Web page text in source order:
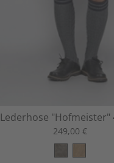
Lederhose "Hofmeister"
249,00 €